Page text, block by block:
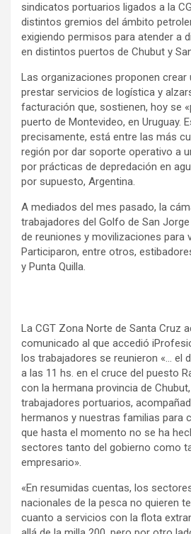
sindicatos portuarios ligados a la
distintos gremios del ámbito
exigiendo permisos para atender a
en distintos puertos de Chubut y
Las organizaciones proponen crear
prestar servicios de logística y
facturación que, sostienen, hoy se
puerto de Montevideo, en Uruguay.
precisamente, está entre las más
región por dar soporte operativo a
por prácticas de depredación en
por supuesto, Argentina.
A mediados del mes pasado, la
trabajadores del Golfo de San
de reuniones y movilizaciones para
Participaron, entre otros,
y Punta Quilla.
La CGT Zona Norte de Santa Cruz
comunicado al que accedió
los trabajadores se reunieron «… el
a las 11 hs. en el cruce del puesto
con la hermana provincia de
trabajadores portuarios,
hermanos y nuestras familias para
que hasta el momento no se ha
sectores tanto del gobierno como
empresario».
«En resumidas cuentas, los
nacionales de la pesca no quieren
cuanto a servicios con la flota